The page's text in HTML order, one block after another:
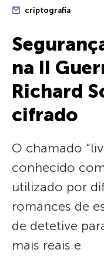
criptografia
na II
Richard
cifrado
O chamado
conhecido
utilizado por
romances de
de detetive
mais reais e